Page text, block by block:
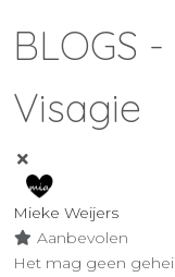
BLOGS
Visagie
Mieke Weijers
Aanbevolen
Het mag geen